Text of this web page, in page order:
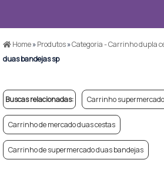
Home»Produtos»Categoria - Carrinho dupla
duas bandejas sp
Buscas relacionadas: Carrinho
Carrinho de mercado duas cestas
Carrinho de supermercado duas bandejas